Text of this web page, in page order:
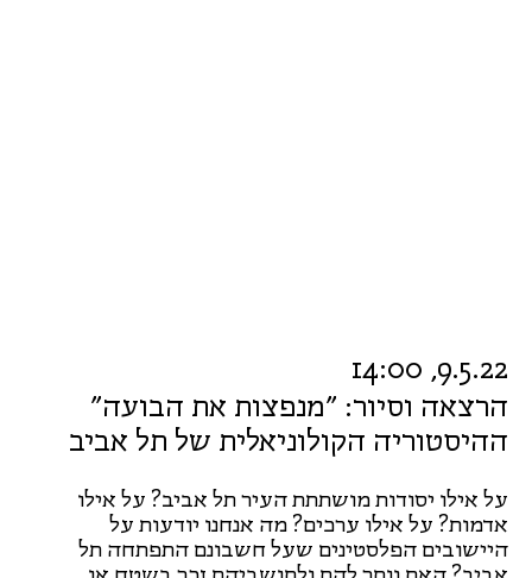
הרצאה וסיור: ״מנפצות את הבועה״
ההיסטוריה הקולוניאלית של תל אביב
על אילו יסודות מושתתת העיר תל אביב? על אילו
אדמות? על אילו ערכים? מה אנחנו יודעות על
היישובים הפלסטינים שעל חשבונם התפתחה תל
9.5.22, 14:00